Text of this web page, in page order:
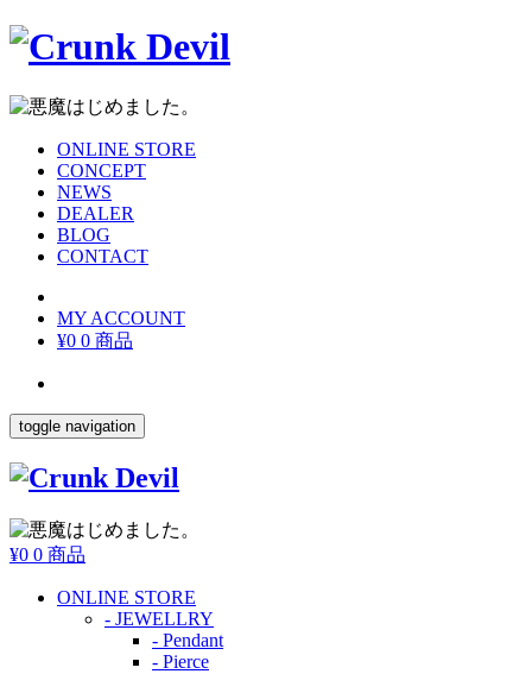
ONLINE STORE
CONCEPT
NEWS
DEALER
BLOG
CONTACT
MY ACCOUNT
¥0 0 商品
toggle navigation
¥0 0 商品
ONLINE STORE
- JEWELLRY
- Pendant
- Pierce